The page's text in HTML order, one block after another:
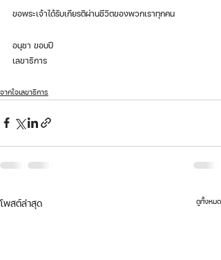
ขอพระเจ้าได้รับเกียรติผ่านชีวิตของพวกเราทุกคน
อนุชา ขอบปี
เลขาธิการ
จากใจเลขาธิการ
โพสต์ล่าสุด ดูทั้งหมด